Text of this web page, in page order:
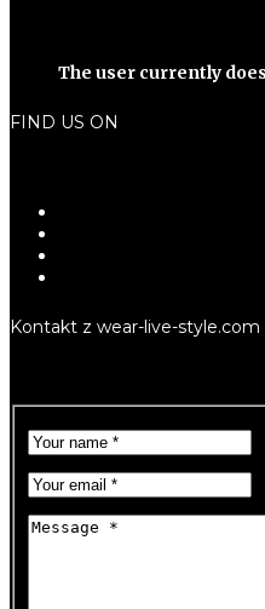
The user currently
FIND US ON
Kontakt z wear-live-style.com